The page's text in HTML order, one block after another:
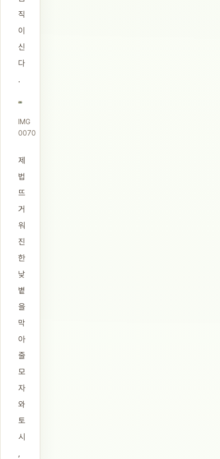
직
이
신
다
.
IMG
0070
제
법
뜨
거
워
진
한
낮
볕
을
막
아
줄
모
자
와
토
시
,